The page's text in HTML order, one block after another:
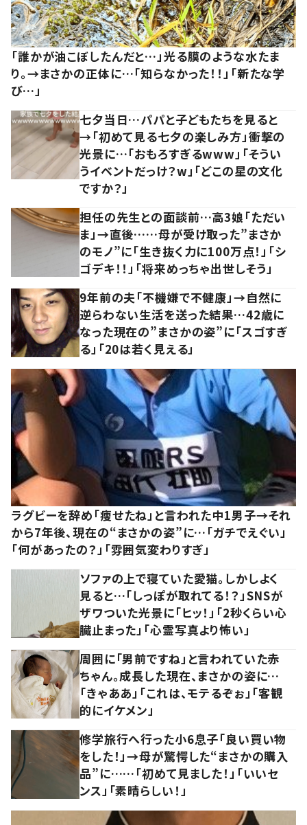
「誰かが油こぼしたんだと…」光る膜のような水たま
り。→まさかの正体に…「知らなかった！！」「新たな学
び…」
七夕当日…パパと子どもたちを見ると
→「初めて見る七夕の楽しみ方」衝撃の
光景に…「おもろすぎるwww」「そうい
うイベントだっけ？w」「どこの星の文化
ですか？」
担任の先生との面談前…高3娘「ただい
ま」→直後……母が受け取った”まさか
のモノ”に「生き抜く力に100万点！」「シ
ゴデキ！！」「将来めっちゃ出世しそう」
9年前の夫「不機嫌で不健康」→自然に
逆らわない生活を送った結果…42歳に
なった現在の”まさかの姿”に「スゴすぎ
る」「20は若く見える」
ラグビーを辞め「痩せたね」と言われた中1男子→それ
から7年後、現在の“まさかの姿”に…「ガチでえぐい」
「何があったの？」「雰囲気変わりすぎ」
ソファの上で寝ていた愛猫。しかしよく
見ると…「しっぽが取れてる！？」SNSが
ザワついた光景に「ヒッ！」「2秒くらい心
臓止まった」「心霊写真より怖い」
周囲に「男前ですね」と言われていた赤
ちゃん。成長した現在、まさかの姿に…
「きゃああ」「これは、モテるぞぉ」「客観
的にイケメン」
修学旅行へ行った小6息子「良い買い物
をした！」→母が驚愕した“まさかの購入
品”に……「初めて見ました！」「いいセ
ンス」「素晴らしい！」